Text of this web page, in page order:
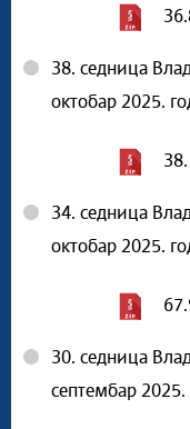
38. седница
октобар 2025.
34. седница
октобар 2025.
30. седница
септембар 2025.